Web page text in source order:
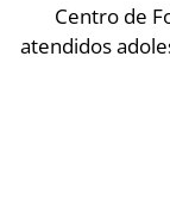
Centro de
atendidos